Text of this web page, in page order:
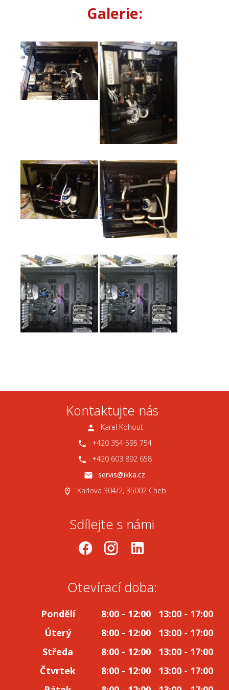
Galerie:
Kontaktujte nás
Karel Kohout
+420 354 595 754
+420 603 892 658
servis@ikka.cz
Karlova 304/2, 35002 Cheb
Sdílejte s námi
Otevírací doba:
Pondělí
8:00 - 12:00 13:00 - 17:00
Úterý
8:00 - 12:00 13:00 - 17:00
Středa
8:00 - 12:00 13:00 - 17:00
Čtvrtek
8:00 - 12:00 13:00 - 17:00